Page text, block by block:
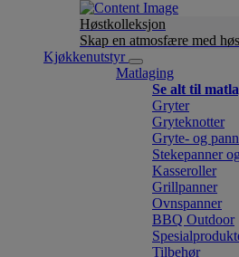
Høstkolleksjon
Skap en atmosfære med
Kjøkkenutstyr
Matlaging
Se alt til
Gryter
Gryteknotter
Gryte- og
Stekepanner
Kasseroller
Grillpanner
Ovnspanner
BBQ Outdoor
Tilbehør